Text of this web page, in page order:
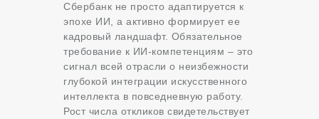
Сбербанк не просто адаптируется к
эпохе ИИ, а активно формирует ее
кадровый ландшафт. Обязательное
требование к ИИ-компетенциям – это
сигнал всей отрасли о неизбежности
глубокой интеграции искусственного
интеллекта в повседневную работу.
Рост числа откликов свидетельствует